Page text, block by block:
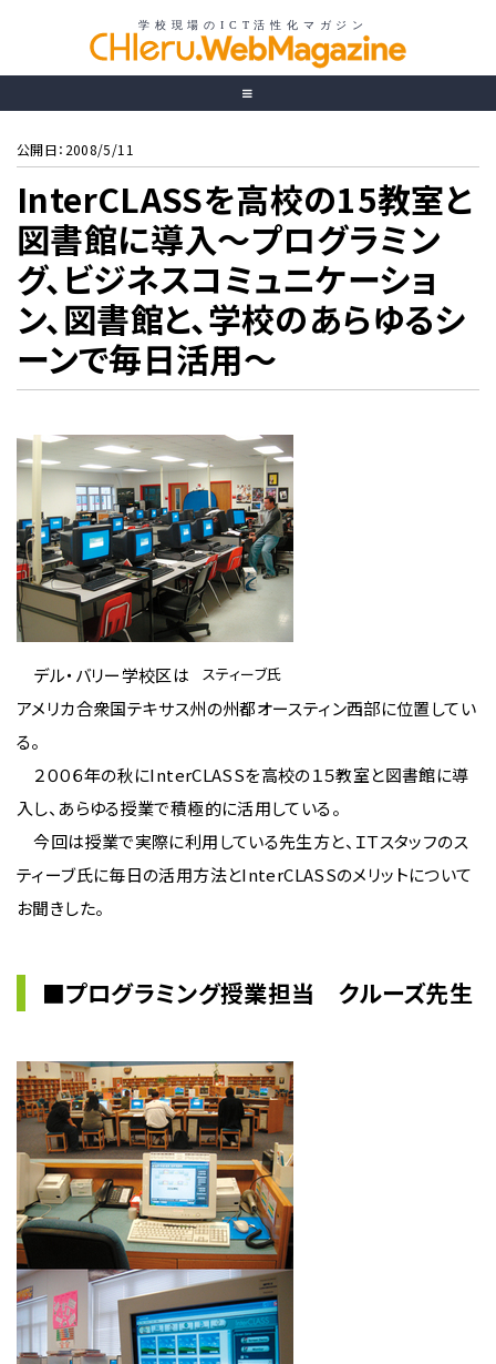
公開日：2008/5/11
InterCLASSを高校の15教室と
図書館に導入〜プログラミン
グ、ビジネスコミュニケーショ
ン、図書館と、学校のあらゆるシ
ーンで毎日活用〜
スティーブ氏
デル・バリー学校区は
アメリカ合衆国テキサス州の州都オースティン西部に位置してい
る。
２００６年の秋にInterCLASSを高校の１５教室と図書館に導
入し、あらゆる授業で積極的に活用している。
今回は授業で実際に利用している先生方と、ＩＴスタッフのス
ティーブ氏に毎日の活用方法とInterCLASSのメリットについて
お聞きした。
■プログラミング授業担当 クルーズ先生